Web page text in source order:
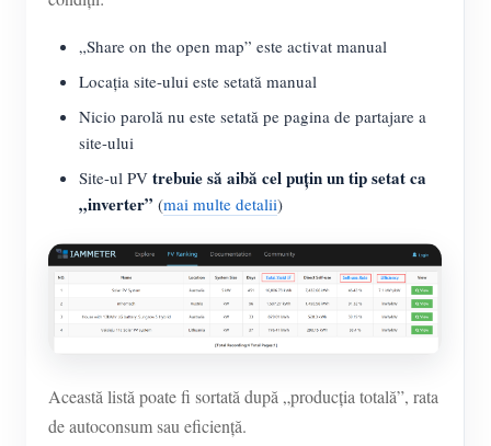
„Share on the open map” este activat manual
Locația site-ului este setată manual
Nicio parolă nu este setată pe pagina de partajare a
site-ului
Site-ul PV trebuie să aibă cel puțin un tip setat ca
„inverter” (mai multe detalii)
Această listă poate fi sortată după „producția totală”, rata
de autoconsum sau eficiență.